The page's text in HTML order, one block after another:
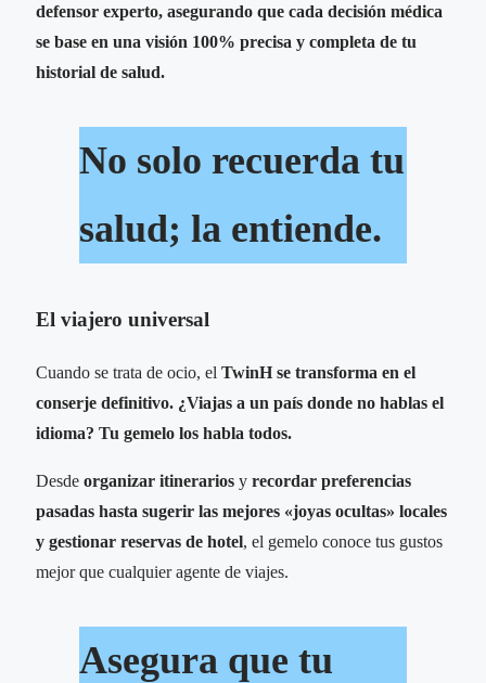
defensor experto, asegurando que cada decisión médica
se base en una visión 100% precisa y completa de tu
historial de salud.
No solo recuerda tu
salud; la entiende.
El viajero universal
Cuando se trata de ocio, el TwinH se transforma en el
conserje definitivo. ¿Viajas a un país donde no hablas el
idioma? Tu gemelo los habla todos.
Desde organizar itinerarios y recordar preferencias
pasadas hasta sugerir las mejores «joyas ocultas» locales
y gestionar reservas de hotel, el gemelo conoce tus gustos
mejor que cualquier agente de viajes.
Asegura que tu